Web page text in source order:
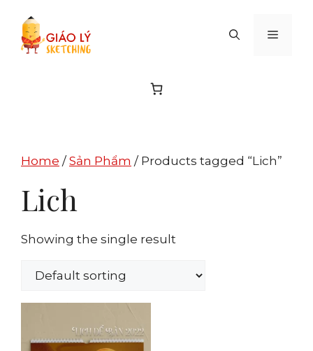
content
MENU
Home / Sản Phẩm / Products tagged “Lich”
Lich
Showing the single result